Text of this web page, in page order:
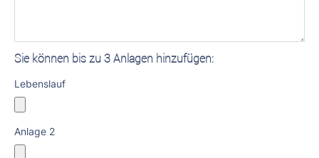
Sie können bis zu 3 Anlagen hinzufügen:
Lebenslauf
Anlage 2